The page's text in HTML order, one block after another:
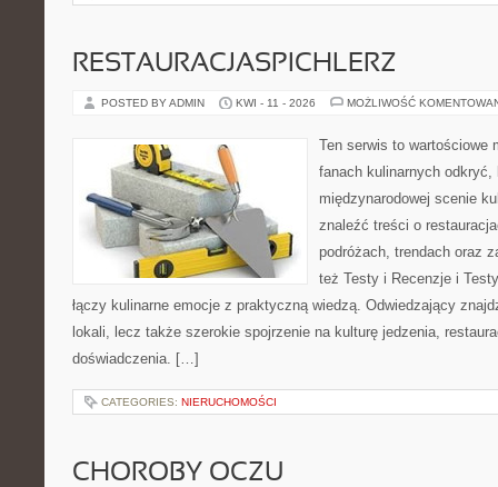
RESTAURACJASPICHLERZ
POSTED BY ADMIN KWI - 11 - 2026 MOŻLIWOŚĆ
Ten serwis to wartościowe
fanach kulinarnych
międzynarodowej scenie
znaleźć treści o
podróżach, trendach oraz
też Testy i Recenzje i
łączy kulinarne emocje z praktyczną wiedzą. Odwiedzający
lokali, lecz także szerokie spojrzenie na kulturę jedzenia,
doświadczenia. […]
CATEGORIES: NIERUCHOMOŚCI
CHOROBY OCZU